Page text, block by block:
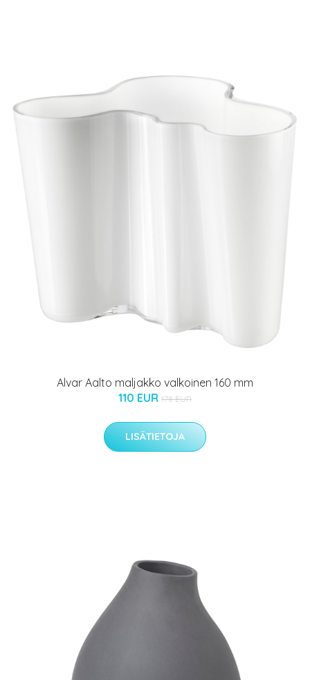
Alvar Aalto maljakko valkoinen 160 mm
110 EUR 178 EUR
LISÄTIETOJA